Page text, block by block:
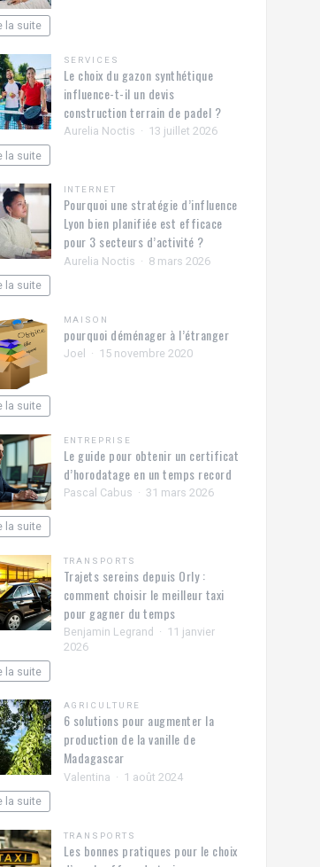
la suite
SERVICES
Le choix du gazon synthétique
influence-t-il un devis
construction terrain de padel ?
Aurelia Noctis
13 juillet 2026
la suite
INTERNET
Pourquoi une stratégie d’influence
Lyon bien planifiée est efficace
pour 3 secteurs d’activité ?
Aurelia Noctis
8 mars 2026
la suite
MAISON
pourquoi déménager à l’étranger
Joel 15 novembre 2020
la suite
ENTREPRISE
Le guide pour obtenir un certificat
d’horodatage en un temps record
Pascal Cabus 31 mars 2026
la suite
TRANSPORTS
Trajets sereins depuis Orly :
comment choisir le meilleur taxi
pour gagner du temps
Benjamin Legrand
11 janvier
2026
la suite
AGRICULTURE
6 solutions pour augmenter la
production de la vanille de
Madagascar
Valentina
1 août 2024
la suite
TRANSPORTS
Les bonnes pratiques pour le choix